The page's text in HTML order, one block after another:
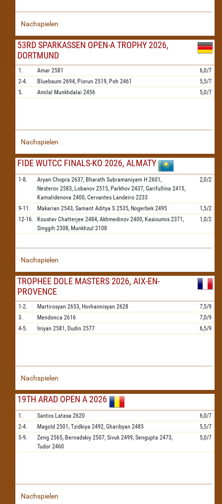
Nachspielen
53RD SPARKASSEN OPEN-A TROPHY 2026,
DORTMUND
1. Amar 2581
6,0/7
2-4.
Bluebaum 2694, Piorun 2519, Poh 2461
5,5/7
5.
Amilal Munkhdalai 2456 5,0/7
Nachspielen
FIDE WUTCC FINALS-KO 2026, ALMATY
1-8. Aryan Chopra 2637, Bharath Subramaniyam H 2601,
Nesterov 2583, Lobanov 2515, Parkhov 2437, Garifullina 2415,
Kamalidenova 2400, Cervantes Landeiro 2233
2,0/2
9-11. Makarian 2543, Samant Aditya S 2535, Nogerbek 2495
1,5/2
12-16.
Koustav Chatterjee 2484, Akhmedinov 2400, Kasioumis 2371,
Singgih 2308, Munkhzul 2108
1,0/2
Nachspielen
TROPHEE DOLE MASTERS 2026, AIX-EN-
PROVENCE
1-2. Martirosyan 2653, Hovhannisyan 2628
7,5/9
3.
Mendonca 2616
7,0/9
4-5.
Iniyan 2581, Dudin 2577 6,5/9
Nachspielen
19TH ARAD OPEN A 2026
1. Santos Latasa 2620
6,0/7
2-4.
Magold 2501, Tzidkiya 2492, Gharibyan 2485
5,5/7
5-9.
Zeng 2565, Bernadskiy 2507, Sivuk 2499, Sengupta 2473,
Tudor 2460
5,0/7
Nachspielen